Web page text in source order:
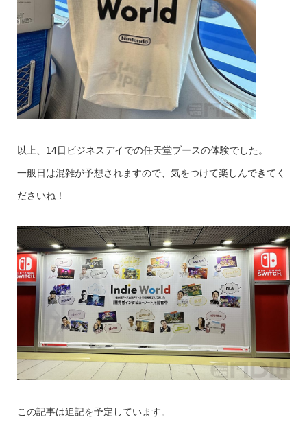
以上、14日ビジネスデイでの任天堂ブースの体験でした。
一般日は混雑が予想されますので、気をつけて楽しんできてく
ださいね！
この記事は追記を予定しています。